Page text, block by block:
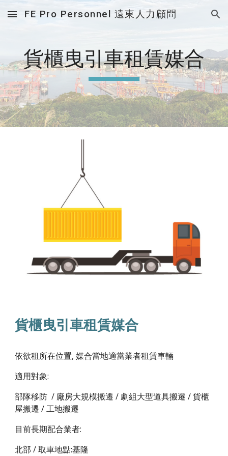
Skip to main content Skip to navigation
FE Pro Personnel 遠東人力顧問
貨櫃曳引車租賃媒合
貨櫃曳引車租賃媒合
依欲租所在位置, 媒合當地適當業者租賃車輛
適用對象:
部隊移防 / 廠房大規模搬遷 / 劇組大型道具搬遷 / 貨櫃
屋搬遷 / 工地搬遷
目前長期配合業者:
北部 / 取車地點:基隆